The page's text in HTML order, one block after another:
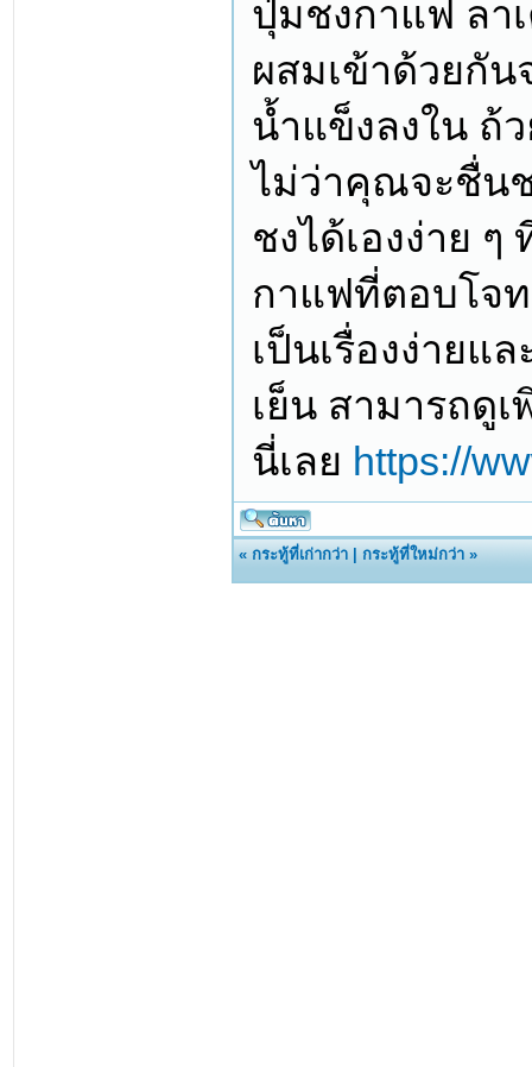
ปุ่มชงกาแฟ ลา
ผสมเข้าด้วยกัน
น้ำแข็งลงใน ถ้
ไม่ว่าคุณจะชื่น
ชงได้เองง่าย ๆ
กาแฟที่ตอบโจ
เป็นเรื่องง่ายแ
เย็น สามารถดู
นี่เลย https://
«กระทู้ที่เก่ากว่า |กระทู้ที่ใหม่กว่า »